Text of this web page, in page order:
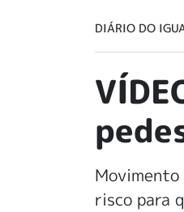
DIÁRIO DO
risco para